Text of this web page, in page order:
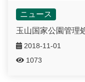
ニュース
玉山国家公園管理
2018-11-01
1073